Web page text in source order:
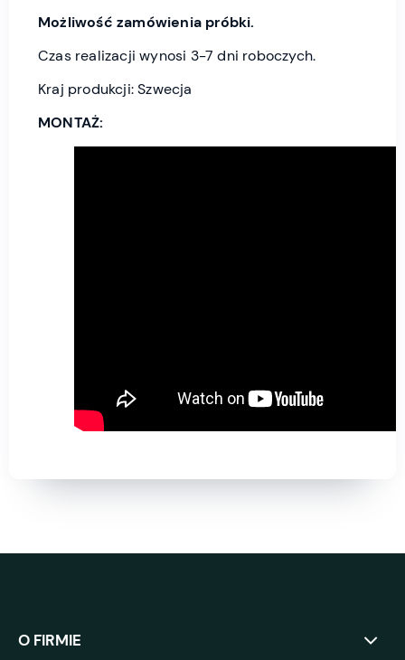
Możliwość zamówienia próbki.
Czas realizacji wynosi 3-7 dni roboczych.
Kraj produkcji: Szwecja
MONTAŻ:
O FIRMIE